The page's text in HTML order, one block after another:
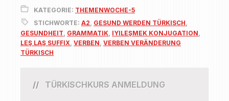
KATEGORIE: THEMENWOCHE-5
STICHWORTE: A2, GESUND WERDEN TÜRKISCH,
GESUNDHEIT, GRAMMATIK, IYILEŞMEK KONJUGATION,
LEŞ LAŞ SUFFIX, VERBEN, VERBEN VERÄNDERUNG
TÜRKISCH
TÜRKISCHKURS ANMELDUNG